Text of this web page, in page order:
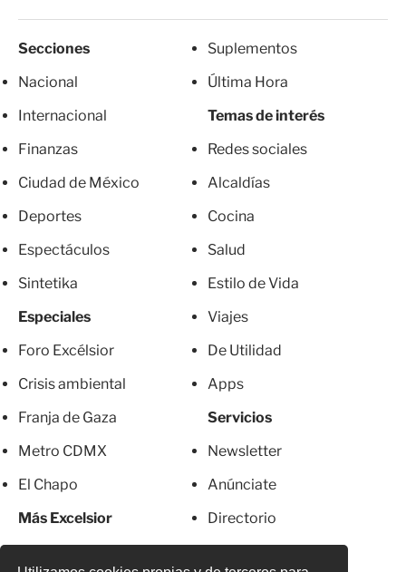
Secciones
Nacional
Internacional
Finanzas
Ciudad de México
Deportes
Espectáculos
Sintetika
Especiales
Foro Excélsior
Crisis ambiental
Franja de Gaza
Metro CDMX
El Chapo
Más Excelsior
Suplementos
Última Hora
Temas de interés
Redes sociales
Alcaldías
Cocina
Salud
Estilo de Vida
Viajes
De Utilidad
Apps
Servicios
Newsletter
Anúnciate
Directorio